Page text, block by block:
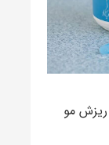
ریزش مو